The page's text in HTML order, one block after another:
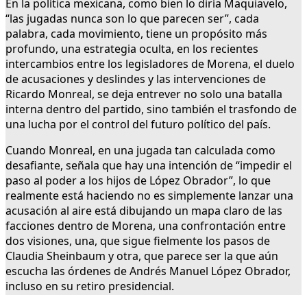
En la política mexicana, como bien lo diría Maquiavelo,
“las jugadas nunca son lo que parecen ser”, cada
palabra, cada movimiento, tiene un propósito más
profundo, una estrategia oculta, en los recientes
intercambios entre los legisladores de Morena, el duelo
de acusaciones y deslindes y las intervenciones de
Ricardo Monreal, se deja entrever no solo una batalla
interna dentro del partido, sino también el trasfondo de
una lucha por el control del futuro político del país.
Cuando Monreal, en una jugada tan calculada como
desafiante, señala que hay una intención de “impedir el
paso al poder a los hijos de López Obrador”, lo que
realmente está haciendo no es simplemente lanzar una
acusación al aire está dibujando un mapa claro de las
facciones dentro de Morena, una confrontación entre
dos visiones, una, que sigue fielmente los pasos de
Claudia Sheinbaum y otra, que parece ser la que aún
escucha las órdenes de Andrés Manuel López Obrador,
incluso en su retiro presidencial.